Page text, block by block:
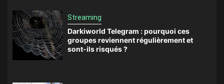
Streaming
Darkiworld Telegram : pourquoi ces
groupes reviennent régulièrement et
sont-ils risqués ?